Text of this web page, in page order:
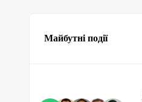
Майбутні події